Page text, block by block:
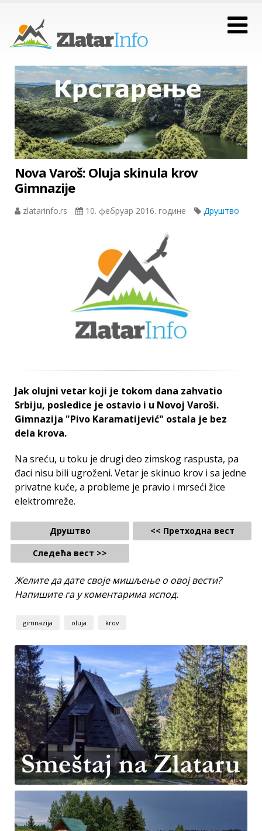
Nova Varoš: Oluja skinula krov
Gimnazije
zlatarinfo.rs 10. фебруар 2016. године Друштво
Jak olujni vetar koji je tokom dana zahvatio
Srbiju, posledice je ostavio i u Novoj Varoši.
Gimnazija "Pivo Karamatijević" ostala je bez
dela krova.
Na sreću, u toku je drugi deo zimskog raspusta, pa
đaci nisu bili ugroženi. Vetar je skinuo krov i sa jedne
privatne kuće, a probleme je pravio i mrseći žice
elektromreže.
Друштво
<< Претходна вест
Следећа вест >>
Желите да дате своје мишљење о овој вести?
Напишите га у коментарима испод.
gimnazija oluja krov